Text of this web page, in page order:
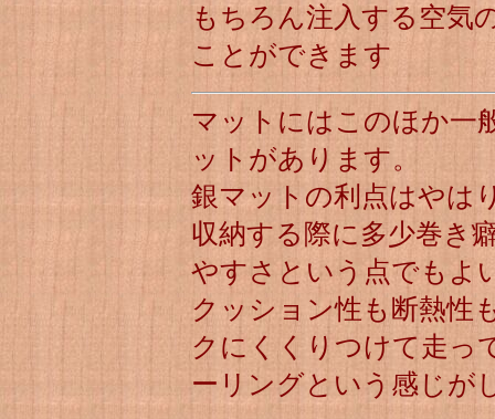
もちろん注入する空気
ことができます
マットにはこのほか一
ットがあります。
銀マットの利点はやは
収納する際に多少巻き
やすさという点でもよ
クッション性も断熱性
クにくくりつけて走っ
ーリングという感じが